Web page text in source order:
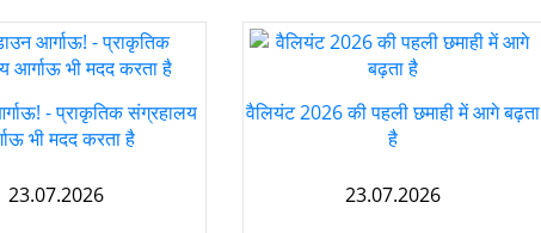
- प्राकृतिक संग्रहालय
भी मदद करता है
23.07.2026
वैलियंट 2026 की पहली छमाही में आगे बढ़ता
है
23.07.2026